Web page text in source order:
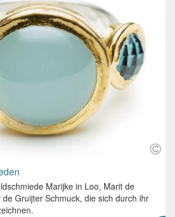
Marijke in Loo, Marit de
Gruijter Schmuck, die sich durch ihr